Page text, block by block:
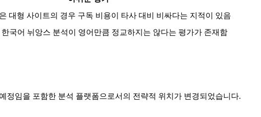
대형 사이트의 경우 구독 비용이 타사 대비 비싸다는 지적이 있음
국어 뉘앙스 분석이 영어만큼 정교하지는 않다는 평가가 존재함
정임을 포함한 분석 플랫폼으로서의 전략적 위치가 변경되었습니다.